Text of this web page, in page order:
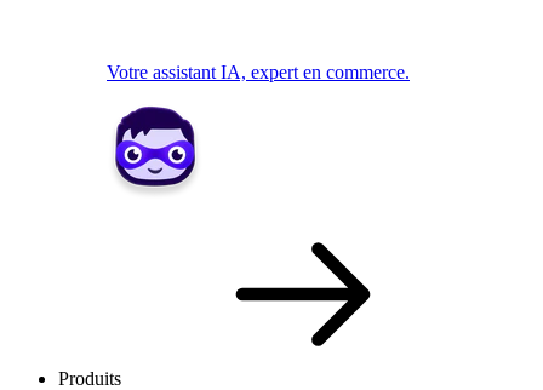
Votre assistant IA, expert en commerce.
Produits